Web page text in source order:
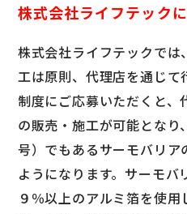
株式会社ライフテック
株式会社ライフテックで
工は原則、代理店を通じて
制度にご応募いただくと、
の販売・施工が可能とな
号）でもあるサーモバリア
ようになります。サーモバ
９％以上のアルミ箔を使